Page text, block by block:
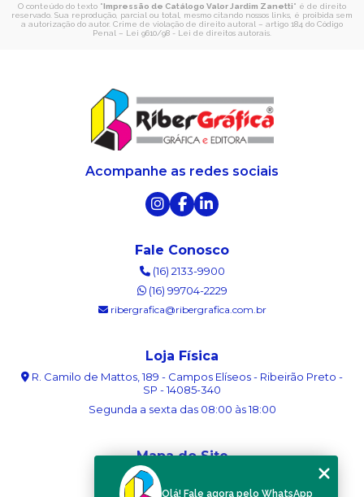
O conteúdo do texto "Impressão de Catálogo Valor Jardim Zanetti" é de direito
reservado. Sua reprodução, parcial ou total, mesmo citando nossos links, é proibida sem
a autorização do autor. Crime de violação de direito autoral – artigo 184 do Código
Penal – Lei 9610/98 - Lei de direitos autorais
Acompanhe as redes sociais
Fale Conosco
(16) 2133-9900
(16) 99704-2229
ribergrafica@ribergrafica.com.br
Loja Física
R. Camilo de Mattos, 189 - Campos Elíseos - Ribeirão Preto -
SP - 14085-340
Segunda a sexta das 08:00 às 18:00
Mapa do Site
Olá! Fale agora pelo WhatsApp